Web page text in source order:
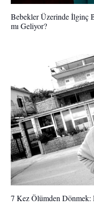
Bebekler Üzerinde İlginç
mı Geliyor?
7 Kez Ölümden Dönmek: